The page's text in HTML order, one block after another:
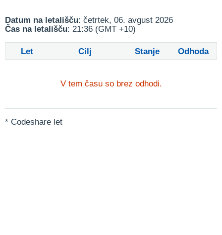
Datum na letališču: četrtek, 06. avgust 2026
Čas na letališču: 21:36 (GMT +10)
Let Cilj Stanje Odhoda
V tem času so brez odhodi.
* Codeshare let